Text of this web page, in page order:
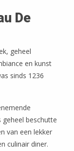
De
geheel
en kunst
sinds 1236
geheel beschutte
van een lekker
culinair diner.